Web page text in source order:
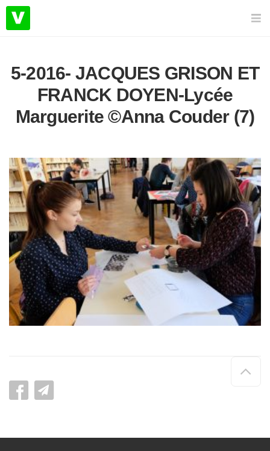
5-2016- JACQUES GRISON ET
FRANCK DOYEN-Lycée
Marguerite ©Anna Couder (7)
de